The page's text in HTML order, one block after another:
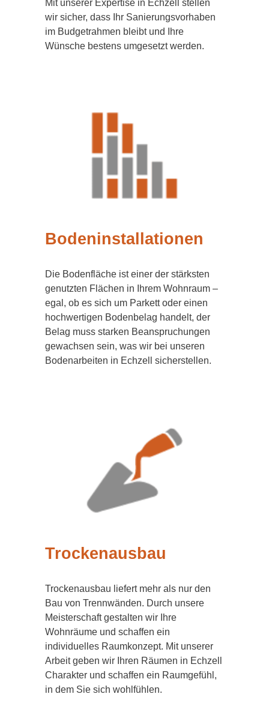
Mit unserer Expertise in Echzell stellen
wir sicher, dass Ihr Sanierungsvorhaben
im Budgetrahmen bleibt und Ihre
Wünsche bestens umgesetzt werden.
Bodeninstallationen
Die Bodenfläche ist einer der stärksten
genutzten Flächen in Ihrem Wohnraum –
egal, ob es sich um Parkett oder einen
hochwertigen Bodenbelag handelt, der
Belag muss starken Beanspruchungen
gewachsen sein, was wir bei unseren
Bodenarbeiten in Echzell sicherstellen.
Trockenausbau
Trockenausbau liefert mehr als nur den
Bau von Trennwänden. Durch unsere
Meisterschaft gestalten wir Ihre
Wohnräume und schaffen ein
individuelles Raumkonzept. Mit unserer
Arbeit geben wir Ihren Räumen in Echzell
Charakter und schaffen ein Raumgefühl,
in dem Sie sich wohlfühlen.